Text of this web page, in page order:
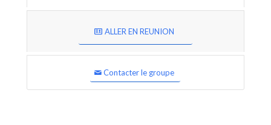
ALLER EN REUNION
Contacter le groupe